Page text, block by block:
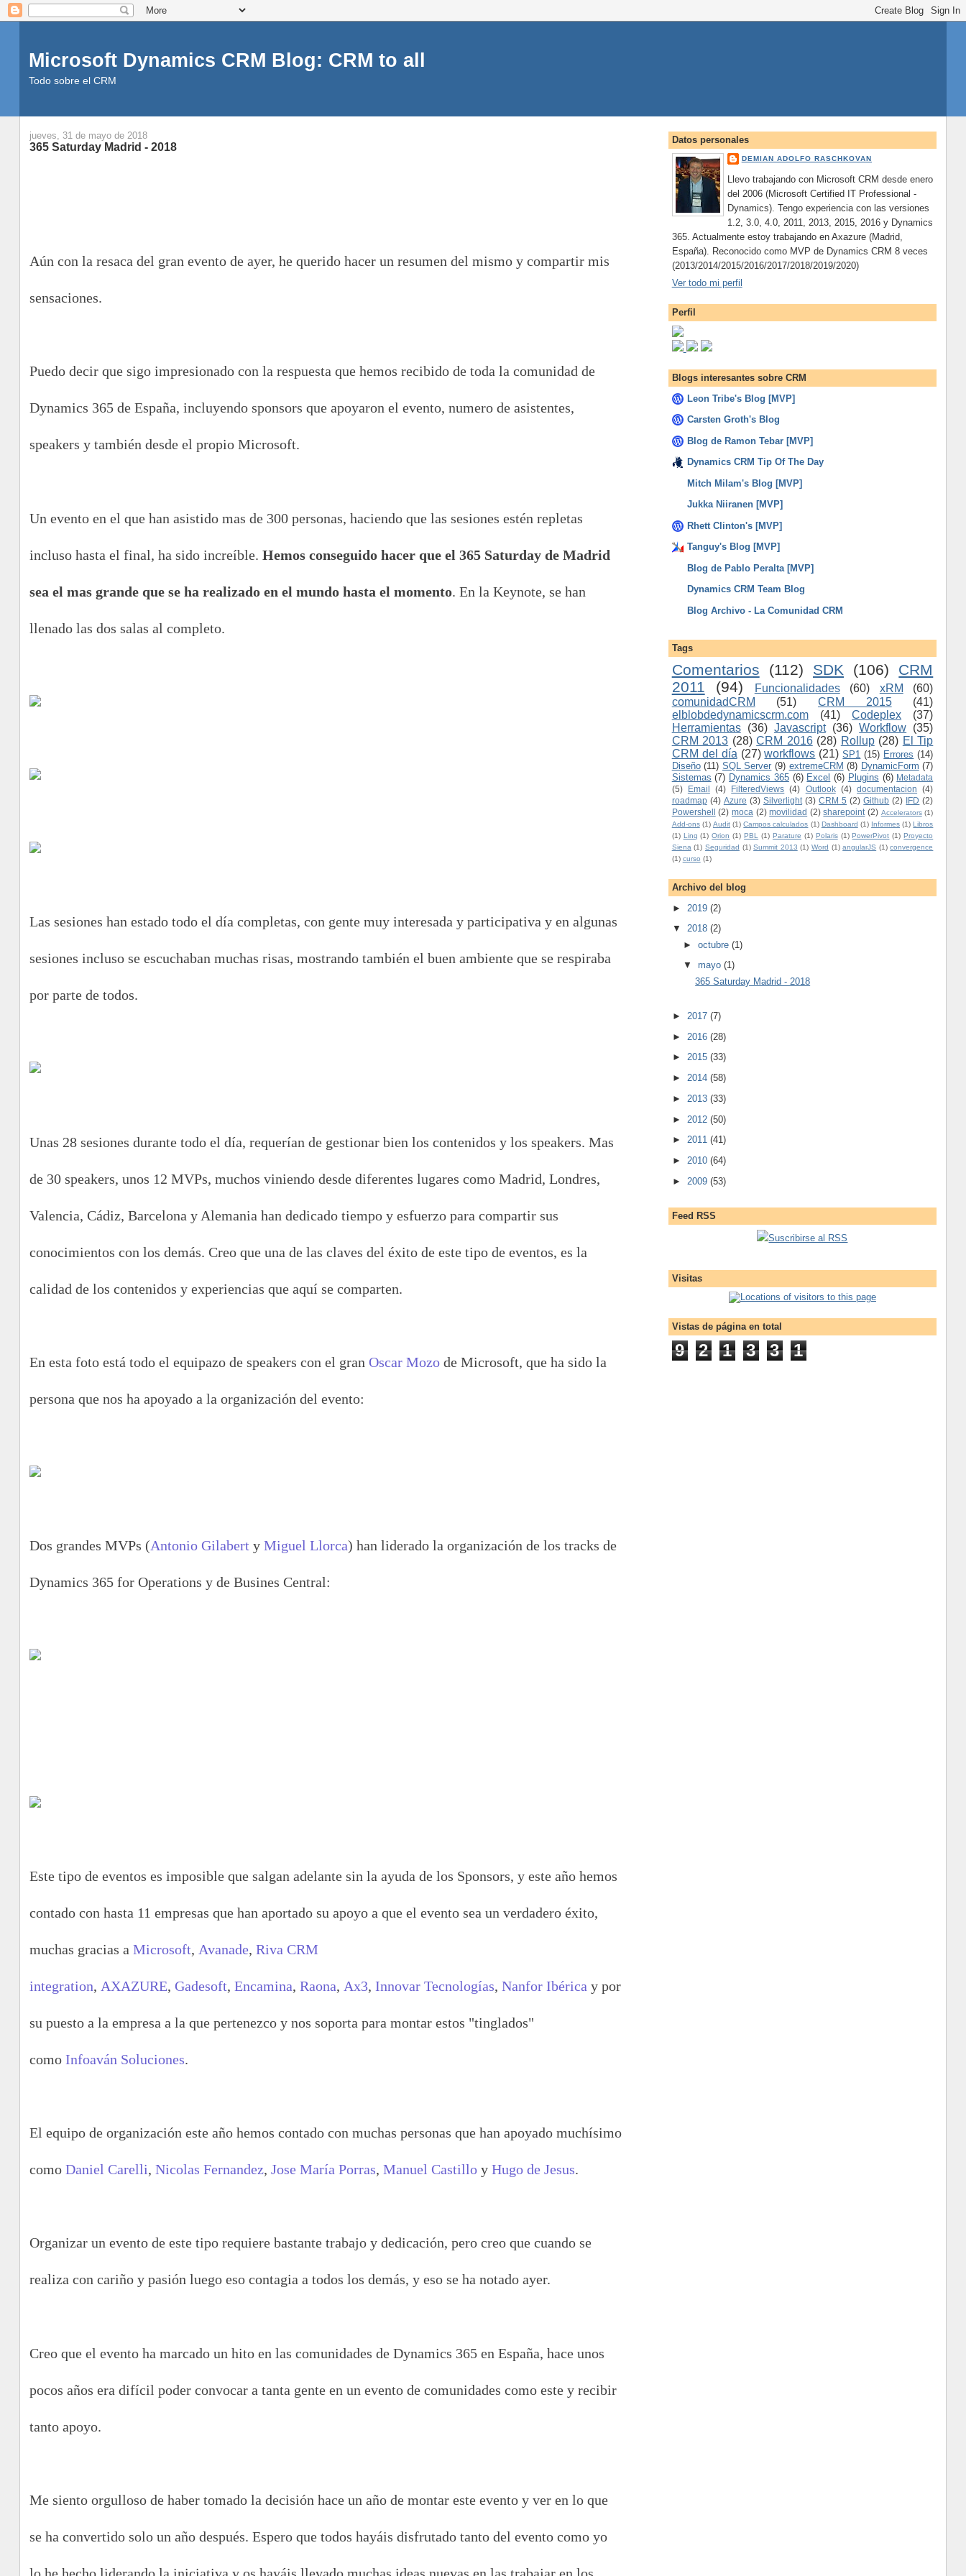
Microsoft Dynamics CRM Blog: CRM to all
Todo sobre el CRM
jueves, 31 de mayo de 2018
365 Saturday Madrid - 2018
Aún con la resaca del gran evento de ayer, he querido hacer un resumen del mismo y compartir mis
sensaciones.
Puedo decir que sigo impresionado con la respuesta que hemos recibido de toda la comunidad de
Dynamics 365 de España, incluyendo sponsors que apoyaron el evento, numero de asistentes,
speakers y también desde el propio Microsoft.
Un evento en el que han asistido mas de 300 personas, haciendo que las sesiones estén repletas
incluso hasta el final, ha sido increíble. Hemos conseguido hacer que el 365 Saturday de Madrid
sea el mas grande que se ha realizado en el mundo hasta el momento. En la Keynote, se han
llenado las dos salas al completo.
Las sesiones han estado todo el día completas, con gente muy interesada y participativa y en algunas
sesiones incluso se escuchaban muchas risas, mostrando también el buen ambiente que se respiraba
por parte de todos.
Unas 28 sesiones durante todo el día, requerían de gestionar bien los contenidos y los speakers. Mas
de 30 speakers, unos 12 MVPs, muchos viniendo desde diferentes lugares como Madrid, Londres,
Valencia, Cádiz, Barcelona y Alemania han dedicado tiempo y esfuerzo para compartir sus
conocimientos con los demás. Creo que una de las claves del éxito de este tipo de eventos, es la
calidad de los contenidos y experiencias que aquí se comparten.
En esta foto está todo el equipazo de speakers con el gran Oscar Mozo de Microsoft, que ha sido la
persona que nos ha apoyado a la organización del evento:
Dos grandes MVPs (Antonio Gilabert y Miguel Llorca) han liderado la organización de los tracks de
Dynamics 365 for Operations y de Busines Central:
Este tipo de eventos es imposible que salgan adelante sin la ayuda de los Sponsors, y este año hemos
contado con hasta 11 empresas que han aportado su apoyo a que el evento sea un verdadero éxito,
muchas gracias a Microsoft, Avanade, Riva CRM
integration, AXAZURE, Gadesoft, Encamina, Raona, Ax3, Innovar Tecnologías, Nanfor Ibérica y por
su puesto a la empresa a la que pertenezco y nos soporta para montar estos "tinglados"
como Infoaván Soluciones.
El equipo de organización este año hemos contado con muchas personas que han apoyado muchísimo
como Daniel Carelli, Nicolas Fernandez, Jose María Porras, Manuel Castillo y Hugo de Jesus.
Organizar un evento de este tipo requiere bastante trabajo y dedicación, pero creo que cuando se
realiza con cariño y pasión luego eso contagia a todos los demás, y eso se ha notado ayer.
Creo que el evento ha marcado un hito en las comunidades de Dynamics 365 en España, hace unos
pocos años era difícil poder convocar a tanta gente en un evento de comunidades como este y recibir
tanto apoyo.
Me siento orgulloso de haber tomado la decisión hace un año de montar este evento y ver en lo que
se ha convertido solo un año después. Espero que todos hayáis disfrutado tanto del evento como yo
Datos personales
DEMIAN ADOLFO RASCHKOVAN
Llevo trabajando con Microsoft CRM desde enero
del 2006 (Microsoft Certified IT Professional -
Dynamics). Tengo experiencia con las versiones
1.2, 3.0, 4.0, 2011, 2013, 2015, 2016 y Dynamics
365. Actualmente estoy trabajando en Axazure (Madrid,
España). Reconocido como MVP de Dynamics CRM 8 veces
(2013/2014/2015/2016/2017/2018/2019/2020)
Ver todo mi perfil
Perfil
Blogs interesantes sobre CRM
Leon Tribe's Blog [MVP]
Carsten Groth's Blog
Blog de Ramon Tebar [MVP]
Dynamics CRM Tip Of The Day
Mitch Milam's Blog [MVP]
Jukka Niiranen [MVP]
Rhett Clinton's [MVP]
Tanguy's Blog [MVP]
Blog de Pablo Peralta [MVP]
Dynamics CRM Team Blog
Blog Archivo - La Comunidad CRM
Tags
Comentarios (112) SDK (106)
CRM
2011
(94) Funcionalidades (60) xRM
(60)
comunidadCRM
(51) CRM 2015
(41)
elblobdedynamicscrm.com
(41) Codeplex
(37)
Herramientas
(36) Javascript (36) Workflow (35)
CRM 2013 (28) CRM 2016 (28) Rollup (28) El Tip
CRM del día (27) workflows (21) SP1 (15) Errores (14)
Diseño (11) SQL Server (9) extremeCRM (8) DynamicForm (7)
Sistemas (7) Dynamics 365 (6) Excel (6) Plugins (6) Metadata
(5)
Email (4) FilteredViews (4) Outlook (4) documentacion
(4)
roadmap (4) Azure (3) Silverlight (3) CRM 5 (2) Github (2) IFD (2)
Powershell
(2) moca (2) movilidad (2) sharepoint (2) Accelerators (1)
Add-ons (1) Audit (1) Campos calculados (1) Dashboard (1) Informes (1) Libros
(1) Linq (1) Orion (1) PBL (1) Parature (1) Polaris (1) PowerPivot (1) Proyecto
Siena (1) Seguridad (1) Summit 2013 (1) Word (1) angularJS (1) convergence
(1) curso (1)
Archivo del blog
► 2019 (2)
▼ 2018 (2)
►octubre(1)
▼mayo(1)
365 Saturday Madrid - 2018
► 2017 (7)
► 2016 (28)
► 2015 (33)
► 2014 (58)
► 2013 (33)
► 2012 (50)
► 2011 (41)
► 2010 (64)
► 2009 (53)
Feed RSS
Suscribirse al RSS
Visitas
Vistas de página en total
9 2 1 3 3 1